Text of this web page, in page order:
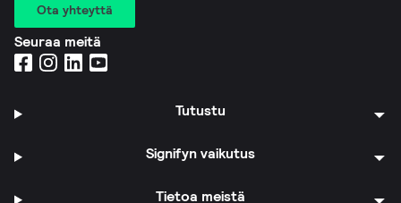
Ota yhteyttä
Seuraa meitä
Tutustu
Signifyn vaikutus
Tietoa meistä